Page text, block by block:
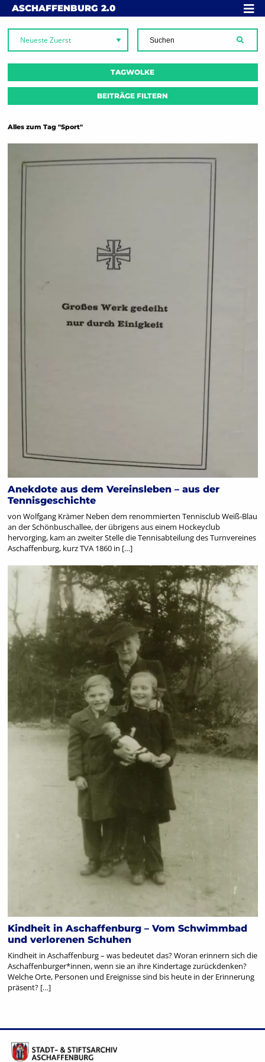
Skip to content
ASCHAFFENBURG 2.0 MENÜ
TAGWOLKE
BEITRÄGE FILTERN
Alles zum Tag "Sport"
Anekdote aus dem Vereinsleben – aus der
Tennisgeschichte
von Wolfgang Krämer Neben dem renommierten Tennisclub Weiß-Blau
an der Schönbuschallee, der übrigens aus einem Hockeyclub
hervorging, kam an zweiter Stelle die Tennisabteilung des Turnvereines
Aschaffenburg, kurz TVA 1860 in […]
Kindheit in Aschaffenburg – Vom Schwimmbad
und verlorenen Schuhen
Kindheit in Aschaffenburg – was bedeutet das? Woran erinnern sich die
Aschaffenburger*innen, wenn sie an ihre Kindertage zurückdenken?
Welche Orte, Personen und Ereignisse sind bis heute in der Erinnerung
präsent? […]